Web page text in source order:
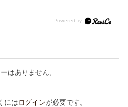
はありません。
にはログインが必要です。